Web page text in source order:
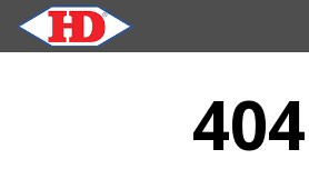
404